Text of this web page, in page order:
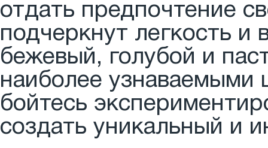
отдать предпочтение
подчеркнут легкость
бежевый, голубой и
наиболее узнаваемыми
бойтесь
создать уникальный и